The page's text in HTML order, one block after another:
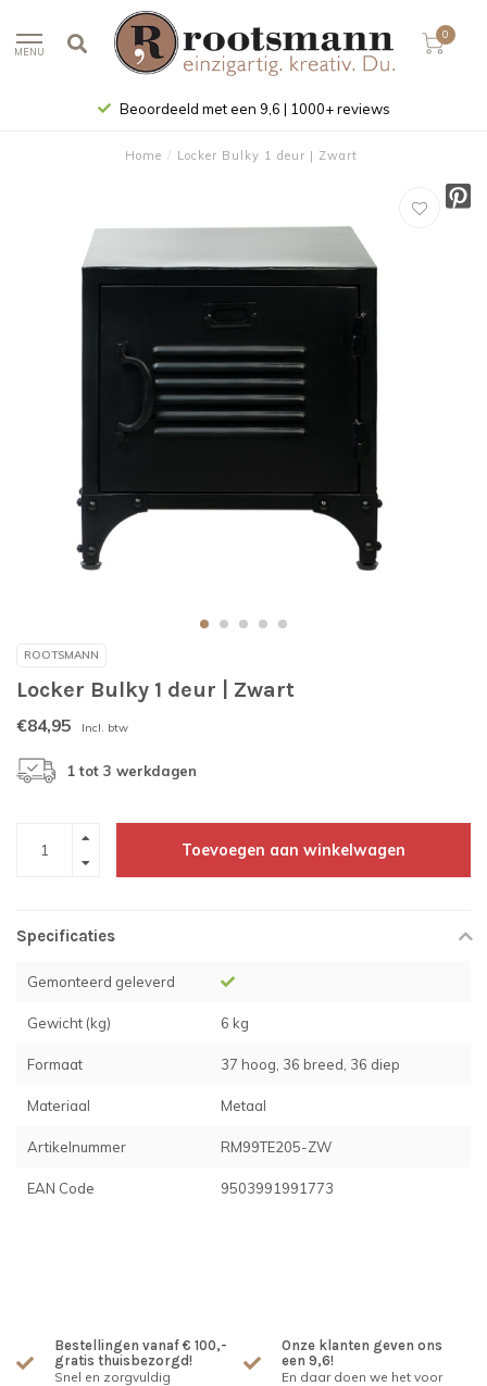
MENU
0
Beoordeeld met een 9,6 | 1000+ reviews
Home / Locker Bulky 1 deur | Zwart
ROOTSMANN
Locker Bulky 1 deur | Zwart
€84,95 Incl. btw
1 tot 3 werkdagen
Toevoegen aan winkelwagen
Specificaties
Gemonteerd geleverd
Gewicht (kg) 6 kg
Formaat 37 hoog, 36 breed, 36 diep
Materiaal Metaal
Artikelnummer RM99TE205-ZW
EAN Code 9503991991773
Bestellingen vanaf € 100,-
gratis thuisbezorgd!
Snel en zorgvuldig
Onze klanten geven ons
een 9,6!
En daar doen we het voor